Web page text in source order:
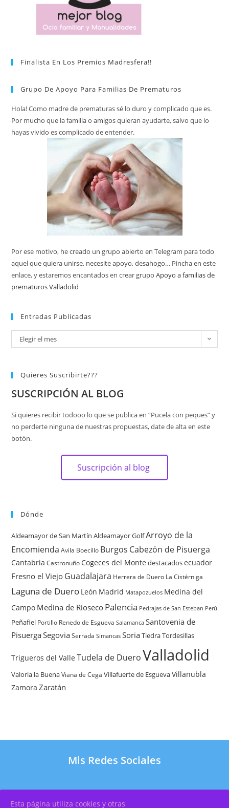
Finalista En Los Premios Madresfera!!
Grupo De Apoyo Para Familias De Prematuros
Hola! Como madre de prematuras sé lo duro y complicado que es.
Por mucho que la familia o amigos quieran ayudarte, salvo que lo
hayas vivido es complicado de entender.
Por ese motivo, he creado un grupo abierto en Telegram para todo
aquel que quiera unirse, necesite apoyo, desahogo… Pincha en este
enlace, y estaremos encantados en crear grupoApoyo a familias de
prematuros Valladolid
Entradas Publicadas
Elegir el mes
Quieres Suscribirte???
SUSCRIPCIÓN AL BLOG
Si quieres recibir todooo lo que se publica en “Pucela con peques” y
no perderte ninguna de nuestras propuestas, date de alta en este
botón.
Suscripción al blog
Dónde
Aldeamayor de San Martín Aldeamayor GolfArroyo de la
Encomienda Avila Boecillo Burgos Cabezón de Pisuerga
Cantabria Castronuño Cogeces del Monte destacadosecuador
Fresno el Viejo Guadalajara Herrera de Duero La Cistérniga
Laguna de Duero León Madrid Matapozuelos Medina del
Campo Medina de Rioseco Palencia Pedrajas de San Esteban Perú
Peñafiel Portillo Renedo de Esgueva Salamanca Santovenia de
PisuergaSegovia Serrada Simancas SoriaTiedraTordesillas
Trigueros del Valle Tudela de Duero Valladolid
Valoria la Buena Viana de Cega Villafuerte de EsguevaVillanubla
Zamora Zaratán
Mis Redes Sociales
Copyright 2026 – Por OscarXavier Diseño Web
Esta página utiliza cookies y otras